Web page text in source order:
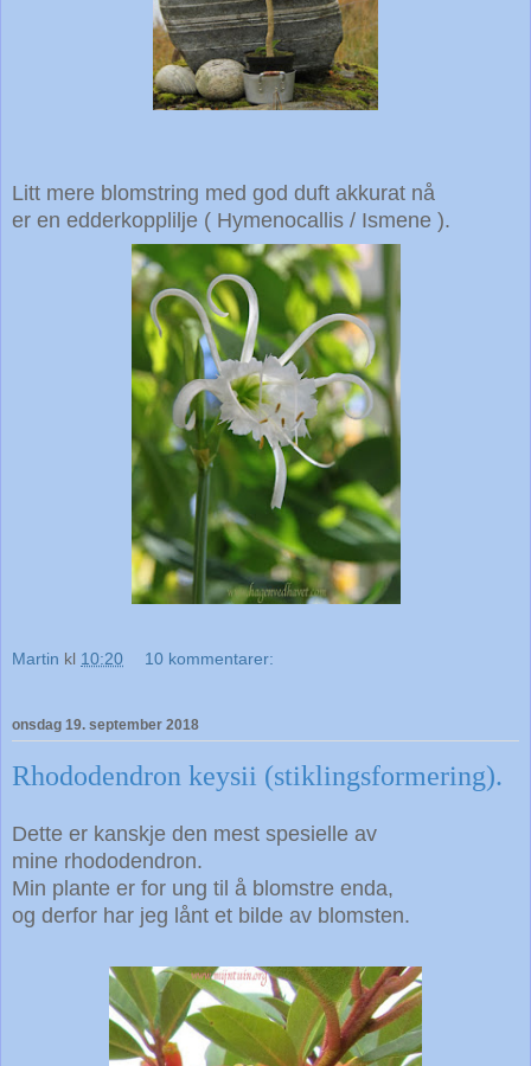
Litt mere blomstring med god duft akkurat nå
er en edderkopplilje ( Hymenocallis / Ismene ).
Martin kl 10:20 10 kommentarer:
onsdag 19. september 2018
Rhododendron keysii (stiklingsformering).
Dette er kanskje den mest spesielle av
mine rhododendron.
Min plante er for ung til å blomstre enda,
og derfor har jeg lånt et bilde av blomsten.